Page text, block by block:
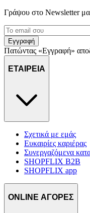
Γράψου στο Νewsletter
Εγγραφή
Πατώντας «Εγγραφή»
ΕΤΑΙΡΕΙΑ
Σχετικά με εμάς
Ευκαιρίες καριέρας
Συνεργαζόμενα
SHOPFLIX B2B
SHOPFLIX app
ONLINE ΑΓΟΡΕΣ